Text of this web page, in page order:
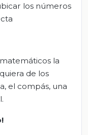
los números
la
de los
el compás, una